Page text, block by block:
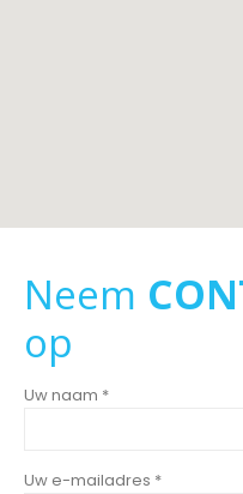
Neem
op
Uw naam *
Uw e-mailadres *